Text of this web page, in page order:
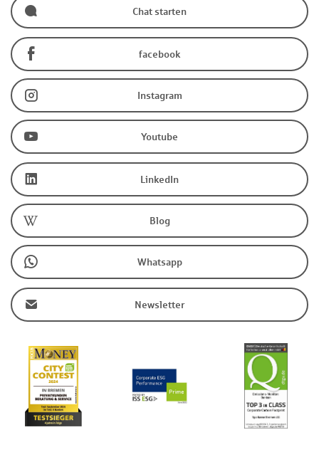
Chat starten
facebook
Instagram
Youtube
LinkedIn
Blog
Whatsapp
Newsletter